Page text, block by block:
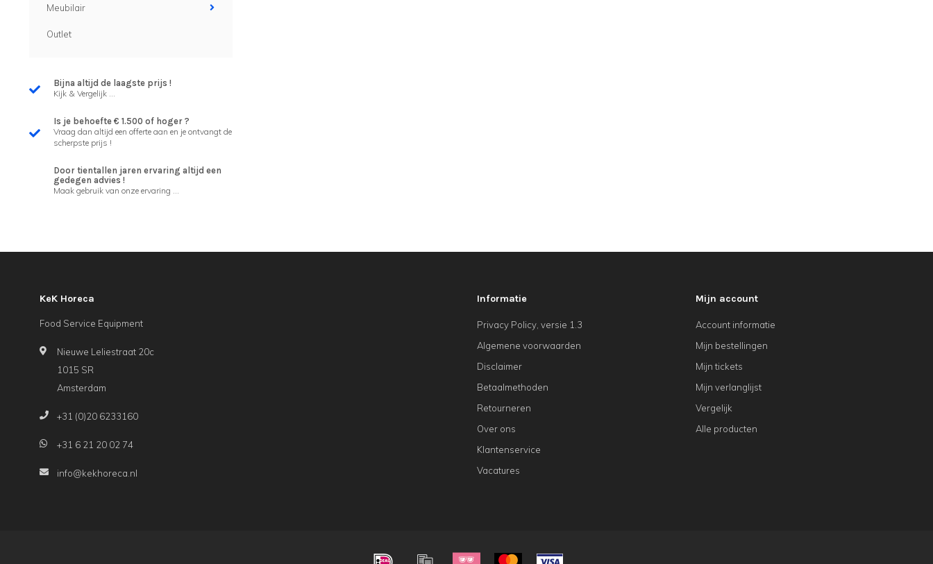
Meubilair
Outlet
Bijna altijd de laagste prijs !
Kijk & Vergelijk ...
Is je behoefte € 1.500 of hoger ?
Vraag dan altijd een offerte aan en je ontvangt de
scherpste prijs !
Door tientallen jaren ervaring altijd een
gedegen advies !
Maak gebruik van onze ervaring ...
KeK Horeca
Food Service Equipment
Nieuwe Leliestraat 20c
1015 SR
Amsterdam
+31 (0)20 6233160
+31 6 21 20 02 74
info@kekhoreca.nl
Informatie
Privacy Policy, versie 1.3
Algemene voorwaarden
Disclaimer
Betaalmethoden
Retourneren
Over ons
Klantenservice
Vacatures
Mijn account
Account informatie
Mijn bestellingen
Mijn tickets
Mijn verlanglijst
Vergelijk
Alle producten